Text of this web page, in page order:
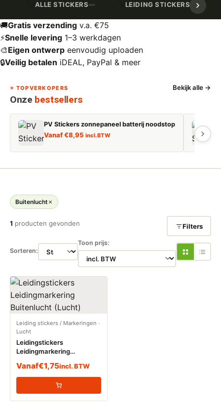
ALLE STICKERS LEIDING STICKERS /
🚚Gratis verzending v.a. €75
⚡Snelle levering 1–3 werkdagen
🎨Eigen ontwerp eenvoudig uploaden
🔒Veilig betalen iDEAL, PayPal & meer
⭐ TOPVERKOPERS
Onze bestsellers
Bekijk alle →
PV Stickers zonnepaneel batterij noodstop
Vanaf€8,95 incl. BTW
Buitenlucht
1 producten gevonden Filters
Sorteren:
Toon prijs:
Leiding stickers / Markeringen ·
Lucht
Leidingstickers
Leidingmarkering
Vanaf€1,75incl. BTW